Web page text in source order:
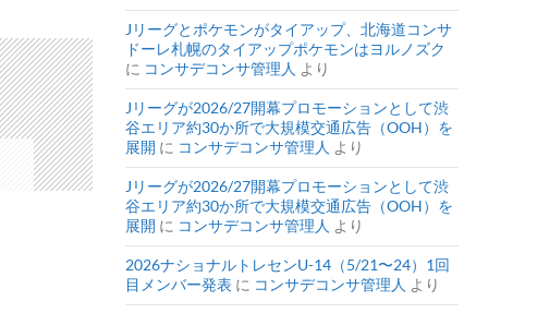
Jリーグとポケモンがタイアップ、北海道コンサ
ドーレ札幌のタイアップポケモンはヨルノズク
に コンサデコンサ管理人 より
Jリーグが2026/27開幕プロモーションとして渋
谷エリア約30か所で大規模交通広告（OOH）を
展開 に コンサデコンサ管理人 より
Jリーグが2026/27開幕プロモーションとして渋
谷エリア約30か所で大規模交通広告（OOH）を
展開 に コンサデコンサ管理人 より
2026ナショナルトレセンU-14（5/21〜24）1回
目メンバー発表 に コンサデコンサ管理人 より